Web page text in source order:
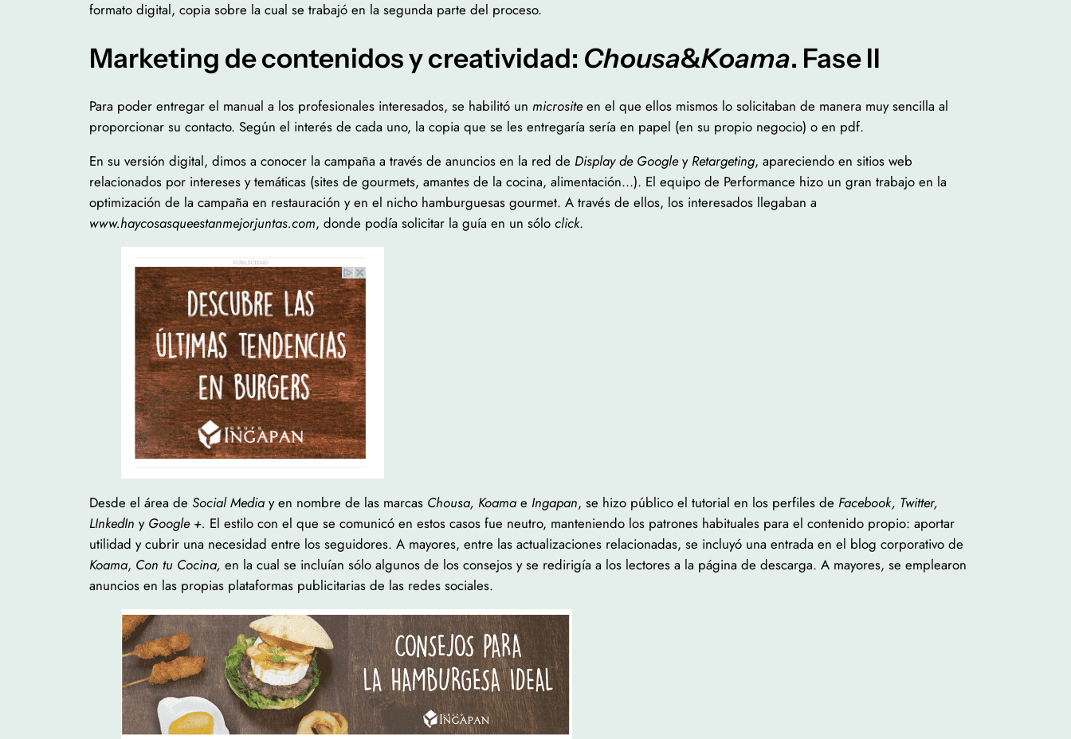
formato digital, copia sobre la cual se trabajó en la segunda parte del proceso.
Marketing de contenidos y creatividad: Chousa&Koama. Fase II
Para poder entregar el manual a los profesionales interesados, se habilitó un micrositeen el que ellos mismos lo solicitaban de manera muy sencilla al
proporcionar su contacto. Según el interés de cada uno, la copia que se les entregaría sería en papel (en su propio negocio) o en pdf.
En su versión digital, dimos a conocer la campaña a través de anuncios en la red de Display de Googley Retargeting, apareciendo en sitios web
relacionados por intereses y temáticas (sites de gourmets, amantes de la cocina, alimentación…). El equipo de Performance hizo un gran trabajo en la
optimización de la campaña en restauración y en el nicho hamburguesas gourmet. A través de ellos, los interesados llegaban a
www.haycosasqueestanmejorjuntas.com, donde podía solicitar la guía en un sólo click.
Desde el área de Social Media y en nombre de las marcas Chousa, Koama e Ingapan, se hizo público el tutorial en los perfiles de Facebook, Twitter,
LInkedIn y Google +. El estilo con el que se comunicó en estos casos fue neutro, manteniendo los patrones habituales para el contenido propio: aportar
utilidad y cubrir una necesidad entre los seguidores. A mayores, entre las actualizaciones relacionadas, se incluyó una entrada en el blog corporativo de
Koama, Con tu Cocina, en la cual se incluían sólo algunos de los consejos y se redirigía a los lectores a la página de descarga. A mayores, se emplearon
anuncios en las propias plataformas publicitarias de las redes sociales.